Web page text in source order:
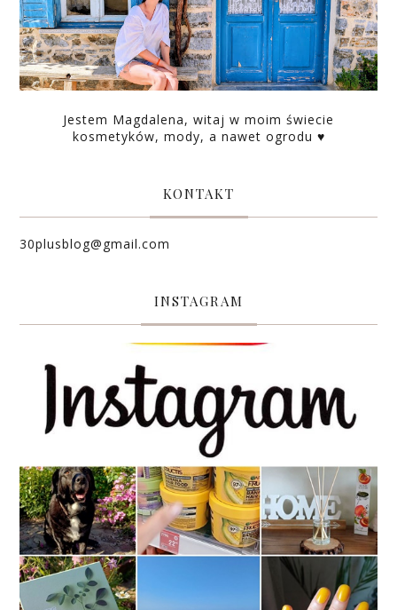
Jestem Magdalena, witaj w moim świecie
kosmetyków, mody, a nawet ogrodu ♥
KONTAKT
30plusblog@gmail.com
INSTAGRAM